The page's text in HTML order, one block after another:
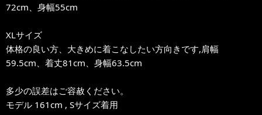
72cm、身幅55cm
XLサイズ
体格の良い方、大きめに着こなしたい方向きです,肩幅
59.5cm、着丈81cm、身幅63.5cm
多少の誤差はご容赦ください。
モデル 161cm , Sサイズ着用